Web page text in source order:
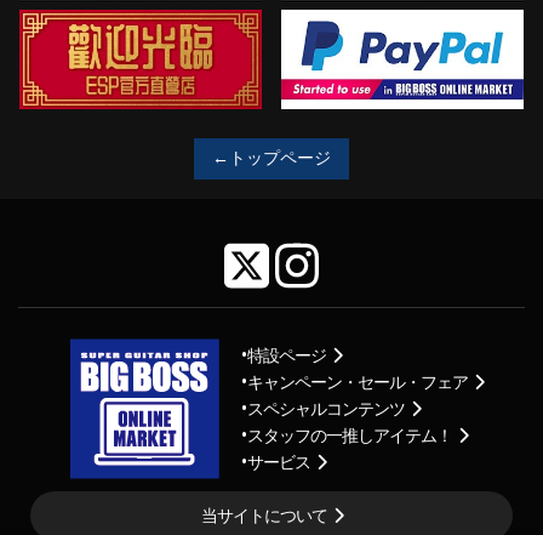
←トップページ
特設ページ
キャンペーン・セール・フェア
スペシャルコンテンツ
スタッフの一推しアイテム！
サービス
当サイトについて